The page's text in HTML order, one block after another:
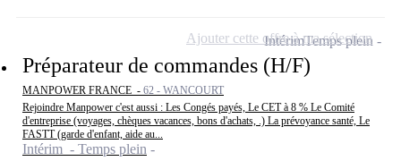
Préparateur de commandes (H/F)
MANPOWER FRANCE - 62 - WANCOURT
Rejoindre Manpower c'est aussi : Les Congés payés, Le CET à 8 % Le Comité
d'entreprise (voyages, chèques vacances, bons d'achats, .) La prévoyance santé, Le
FASTT (garde d'enfant, aide au...
Intérim - Temps plein
IntérimTemps plein
Ajouter cette offre à ma sélection